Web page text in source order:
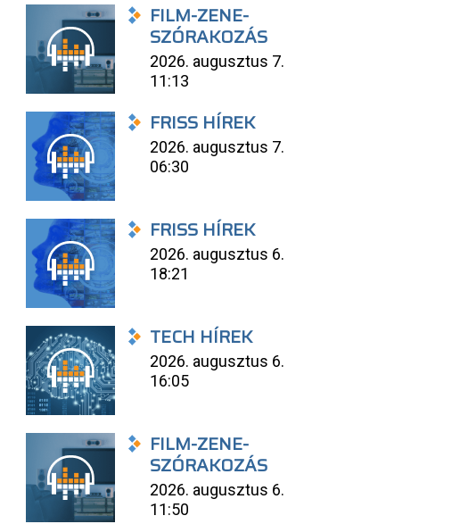
FILM-ZENE-
SZÓRAKOZÁS
2026. augusztus 7.
11:13
FRISS HÍREK
2026. augusztus 7.
06:30
FRISS HÍREK
2026. augusztus 6.
18:21
TECH HÍREK
2026. augusztus 6.
16:05
FILM-ZENE-
SZÓRAKOZÁS
2026. augusztus 6.
11:50